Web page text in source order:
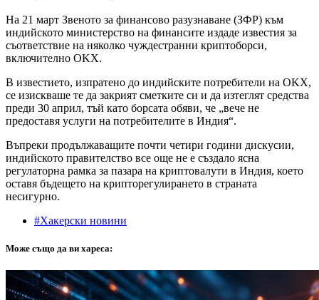
На 21 март Звеното за финансово разузнаване (ЗФР) към
индийското министерство на финансите издаде известия за
съответствие на няколко чуждестранни криптоборси,
включително OKX.
В известието, изпратено до индийските потребители на OKX,
се изискваше те да закрият сметките си и да изтеглят средства
преди 30 април, тъй като борсата обяви, че „вече не
предоставя услуги на потребителите в Индия“.
Въпреки продължаващите почти четири години дискусии,
индийското правителство все още не е създало ясна
регулаторна рамка за пазара на криптовалути в Индия, което
оставя бъдещето на крипторегулирането в страната
несигурно.
#Хакерски новини
Може също да ви хареса: